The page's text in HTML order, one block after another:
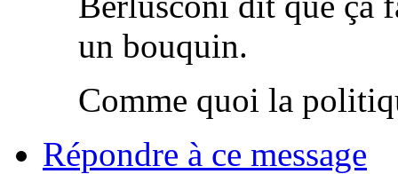
un bouquin.
Comme quoi la
Répondre à ce message